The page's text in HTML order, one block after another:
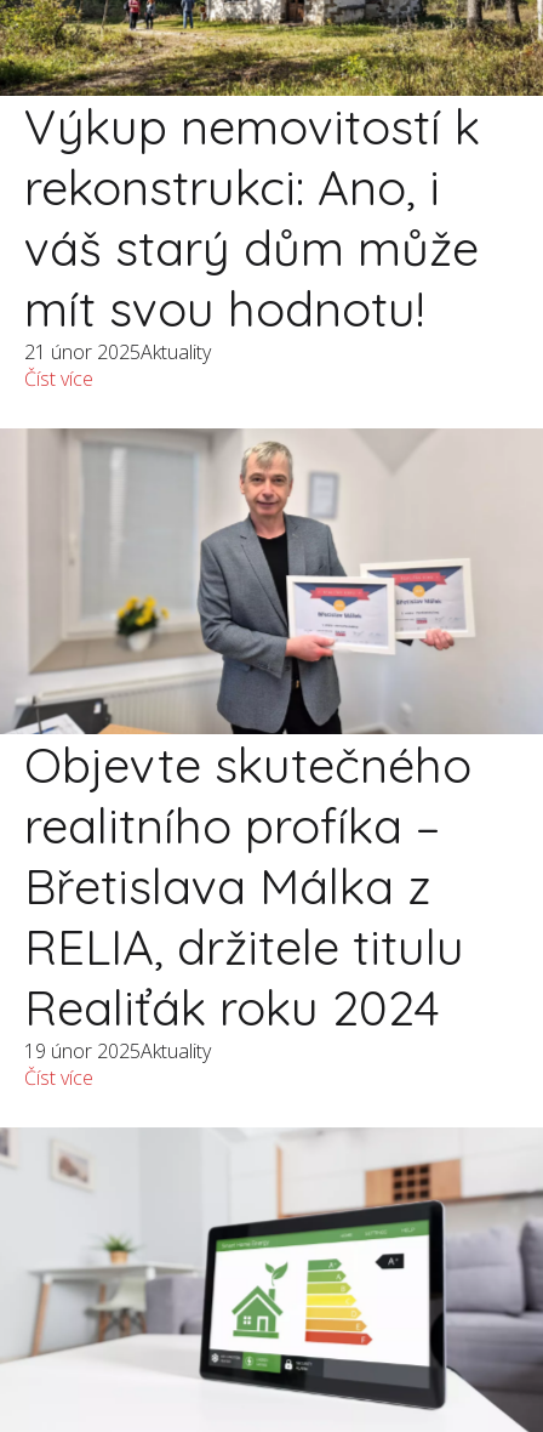
Výkup nemovitostí k
rekonstrukci: Ano, i
váš starý dům může
mít svou hodnotu!
21 únor 2025Aktuality
Číst více
Objevte skutečného
realitního profíka –
Břetislava Málka z
RELIA, držitele titulu
Realiťák roku 2024
19 únor 2025Aktuality
Číst více